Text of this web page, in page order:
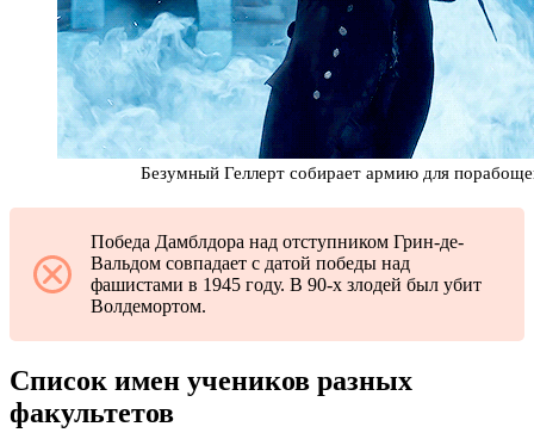
Безумный Геллерт собирает армию для
Победа Дамблдора над отступником Грин-де-
Вальдом совпадает с датой победы над
фашистами в 1945 году. В 90-х злодей был убит
Волдемортом.
Список имен учеников разных
факультетов